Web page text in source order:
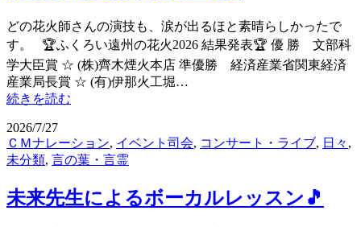
どの花火師さんの演技も、涙が出るほと素晴らしかったで
す。 🏆ふくろい遠州の花火2026 結果発表🏆 優 勝 文部科
学大臣賞 ☆ (株)齊木煙火本店 準優勝 経済産業省関東経済
産業局長賞 ☆ (有)伊那火工堀…
続きを読む
2026/7/27
ＣＭナレーション, イベント司会, コンサート・ライブ, 日々 ,
未分類, 言の葉・言霊
未来先生によるボーカルレッスン🎵